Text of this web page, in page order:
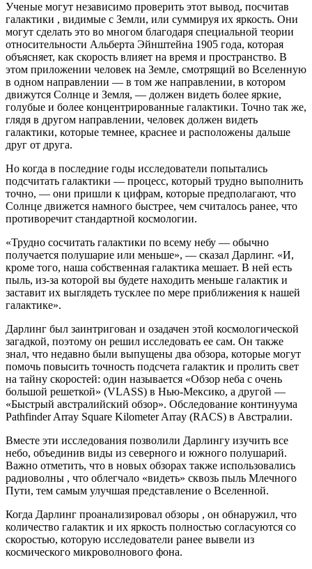
Ученые могут независимо проверить этот вывод, посчитав
галактики , видимые с Земли, или суммируя их яркость. Они
могут сделать это во многом благодаря специальной теории
относительности Альберта Эйнштейна 1905 года, которая
объясняет, как скорость влияет на время и пространство. В
этом приложении человек на Земле, смотрящий во Вселенную
в одном направлении — в том же направлении, в котором
движутся Солнце и Земля, — должен видеть более яркие,
голубые и более концентрированные галактики. Точно так же,
глядя в другом направлении, человек должен видеть
галактики, которые темнее, краснее и расположены дальше
друг от друга.
Но когда в последние годы исследователи попытались
подсчитать галактики — процесс, который трудно выполнить
точно, — они пришли к цифрам, которые предполагают, что
Солнце движется намного быстрее, чем считалось ранее, что
противоречит стандартной космологии.
«Трудно сосчитать галактики по всему небу — обычно
получается полушарие или меньше», — сказал Дарлинг. «И,
кроме того, наша собственная галактика мешает. В ней есть
пыль, из-за которой вы будете находить меньше галактик и
заставит их выглядеть тусклее по мере приближения к нашей
галактике».
Дарлинг был заинтригован и озадачен этой космологической
загадкой, поэтому он решил исследовать ее сам. Он также
знал, что недавно были выпущены два обзора, которые могут
помочь повысить точность подсчета галактик и пролить свет
на тайну скоростей: один называется «Обзор неба с очень
большой решеткой» (VLASS) в Нью-Мексико, а другой —
«Быстрый австралийский обзор». Обследование континуума
Pathfinder Array Square Kilometer Array (RACS) в Австралии.
Вместе эти исследования позволили Дарлингу изучить все
небо, объединив виды из северного и южного полушарий.
Важно отметить, что в новых обзорах также использовались
радиоволны , что облегчало «видеть» сквозь пыль Млечного
Пути, тем самым улучшая представление о Вселенной.
Когда Дарлинг проанализировал обзоры , он обнаружил, что
количество галактик и их яркость полностью согласуются со
скоростью, которую исследователи ранее вывели из
космического микроволнового фона.